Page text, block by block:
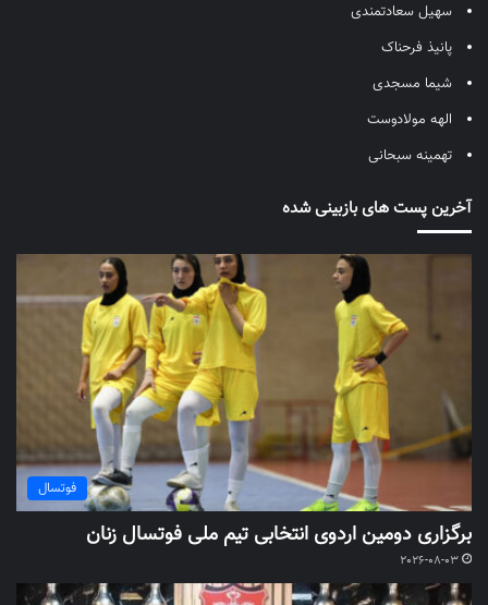
سهیل سعادتمندی
پانیذ فرحناک
شیما مسجدی
الهه مولادوست
تهمینه سبحانی
آخرین پست های بازبینی شده
فوتسال
برگزاری دومین اردوی انتخابی تیم ملی فوتسال زنان
2026-08-03